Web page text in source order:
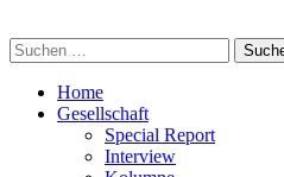
Suchen
nach:
Home
Gesellschaft
Special Report
Interview